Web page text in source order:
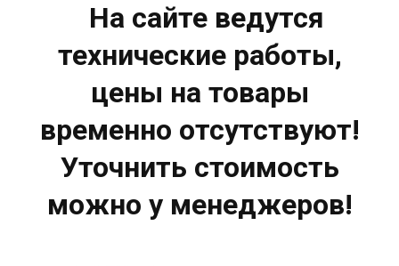
На сайте ведутся
технические работы,
цены на товары
временно отсутствуют!
Уточнить стоимость
можно у менеджеров!